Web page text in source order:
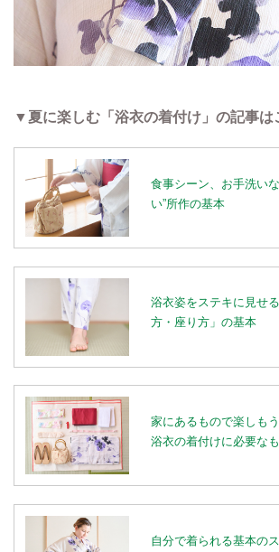
▼夏に楽しむ「浴衣の着付け」の記事は
食事シーン、お手洗い
い”所作の基本
浴衣姿をステキに見せ
方・座り方」の基本
家にあるもので楽しも
浴衣の着付けに必要な
自分で着られる基本の